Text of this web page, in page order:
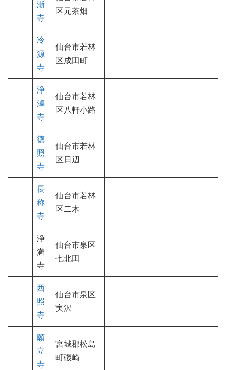
漸
寺
区元茶畑
冷
源
寺
仙台市若林
区成田町
浄
澤
寺
仙台市若林
区八軒小路
徳
照
寺
仙台市若林
区日辺
長
称
寺
仙台市若林
区二木
浄
満
寺
仙台市泉区
七北田
西
照
寺
仙台市泉区
実沢
願
立
寺
宮城郡松島
町磯崎